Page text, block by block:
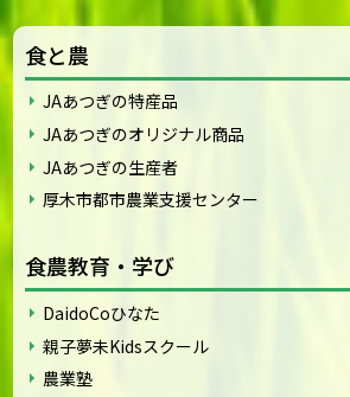
食と農
JAあつぎの特産品
JAあつぎのオリジナル商品
JAあつぎの生産者
厚木市都市農業支援センター
食農教育・学び
DaidoCoひなた
親子夢未Kidsスクール
農業塾